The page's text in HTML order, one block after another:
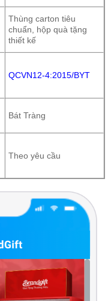
Thùng carton tiêu
chuẩn, hộp quà tặng
thiết kế
QCVN12-4:2015/BYT
Bát Tràng
Theo yêu cầu